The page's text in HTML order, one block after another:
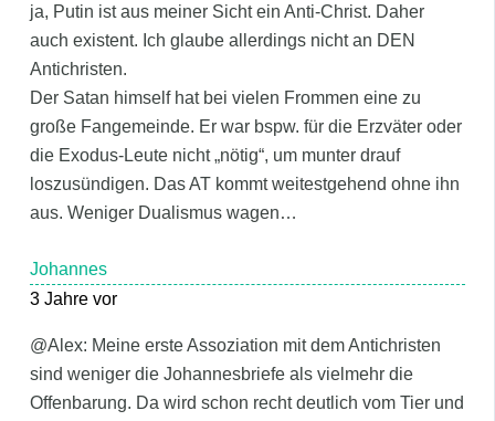
ja, Putin ist aus meiner Sicht ein Anti-Christ. Daher
auch existent. Ich glaube allerdings nicht an DEN
Antichristen.
Der Satan himself hat bei vielen Frommen eine zu
große Fangemeinde. Er war bspw. für die Erzväter oder
die Exodus-Leute nicht „nötig“, um munter drauf
loszusündigen. Das AT kommt weitestgehend ohne ihn
aus. Weniger Dualismus wagen…
Johannes
3 Jahre vor
@Alex: Meine erste Assoziation mit dem Antichristen
sind weniger die Johannesbriefe als vielmehr die
Offenbarung. Da wird schon recht deutlich vom Tier und